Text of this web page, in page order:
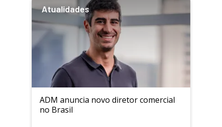
Atualidades
ADM anuncia novo diretor comercial
no Brasil